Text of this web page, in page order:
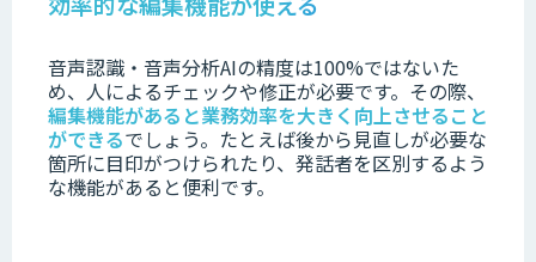
音声認識・音声分析AIの精度は100%ではないた
め、人によるチェックや修正が必要です。 その際、
編集機能があると業務効率を大きく向上させること
ができるでしょう。 たとえば後から見直しが必要な
箇所に目印がつけられたり、発話者を区別するよう
な機能があると便利です。